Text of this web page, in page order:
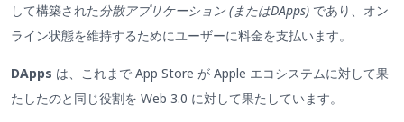
して構築された分散アプリケーション (またはDApps) であり、オン
ライン状態を維持するためにユーザーに料金を支払います。
DApps は、これまで App Store が Apple エコシステムに対して果
たしたのと同じ役割を Web 3.0 に対して果たしています。